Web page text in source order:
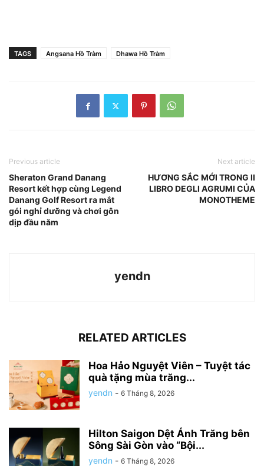
TAGS Angsana Hồ Tràm Dhawa Hồ Tràm
Previous article
Sheraton Grand Danang
Resort kết hợp cùng Legend
Danang Golf Resort ra mắt
gói nghỉ dưỡng và chơi gôn
dịp đầu năm
Next article
HƯƠNG SẮC MỚI TRONG II
LIBRO DEGLI AGRUMI CỦA
MONOTHEME
yendn
RELATED ARTICLES
Hoa Hảo Nguyệt Viên – Tuyệt tác
quà tặng mùa trăng...
yendn - 6 Tháng 8, 2026
Hilton Saigon Dệt Ánh Trăng bên
Sông Sài Gòn vào “Bội...
yendn - 6 Tháng 8, 2026